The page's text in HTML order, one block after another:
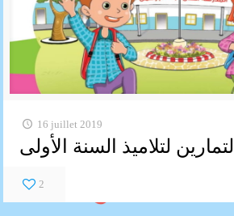
16 juillet 2019
لتلاميذ السنة الأولى
2